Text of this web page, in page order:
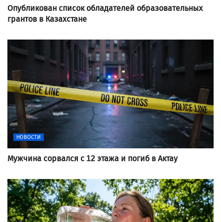
Опубликован список обладателей образовательных
грантов в Казахстане
НОВОСТИ
Мужчина сорвался с 12 этажа и погиб в Актау